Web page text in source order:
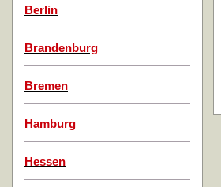
Berlin
Brandenburg
Bremen
Hamburg
Hessen